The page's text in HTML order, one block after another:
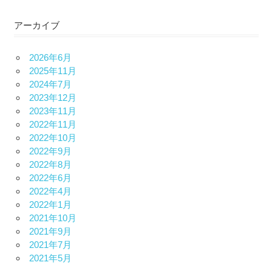
アーカイブ
2026年6月
2025年11月
2024年7月
2023年12月
2023年11月
2022年11月
2022年10月
2022年9月
2022年8月
2022年6月
2022年4月
2022年1月
2021年10月
2021年9月
2021年7月
2021年5月